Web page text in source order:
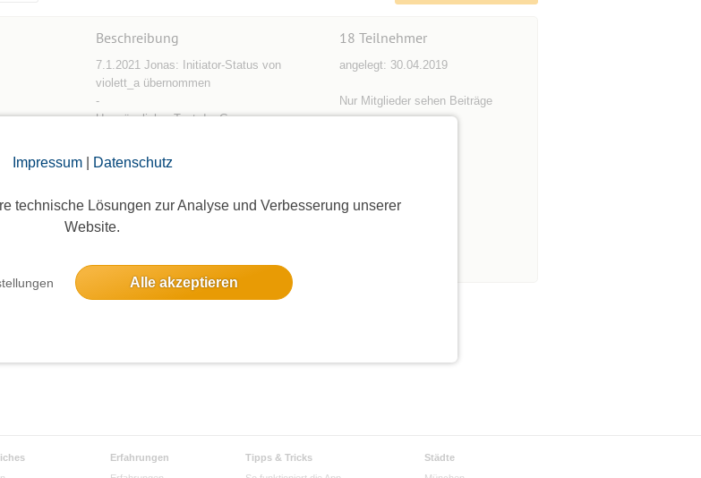
Impressum| Datenschutz
technische Lösungen zur Analyse und Verbesserung unserer
Website.
Alle akzeptieren
Beschreibung
7.1.2021 Jonas: Initiator-Status von
violett_a übernommen
-
Ursprünglicher Text der Gruppe:
Lebewesen - das ist die Vision. Denken
schon im Kleinen oder Großen tun, egal ob
es im eigene...
18 Teilnehmer
angelegt: 30.04.2019
Nur Mitglieder sehen Beiträge
Erfahrungen
Tipps & Tricks
Städte